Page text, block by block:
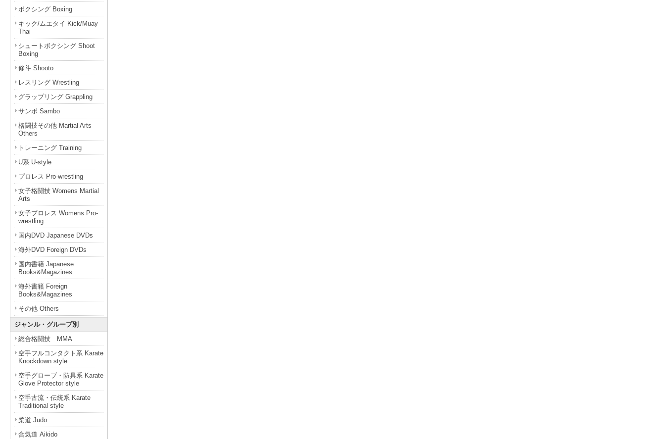
ボクシング Boxing
キック/ムエタイ Kick/Muay
Thai
シュートボクシング Shoot
Boxing
修斗 Shooto
レスリング Wrestling
グラップリング Grappling
サンボ Sambo
格闘技その他 Martial Arts
Others
トレーニング Training
U系 U-style
プロレス Pro-wrestling
女子格闘技 Womens Martial
Arts
女子プロレス Womens Pro-
wrestling
国内DVD Japanese DVDs
海外DVD Foreign DVDs
国内書籍 Japanese
Books&Magazines
海外書籍 Foreign
Books&Magazines
その他 Others
ジャンル・グループ別
総合格闘技 MMA
空手フルコンタクト系 Karate
Knockdown style
空手グローブ・防具系 Karate
Glove Protector style
空手古流・伝統系 Karate
Traditional style
柔道 Judo
合気道 Aikido